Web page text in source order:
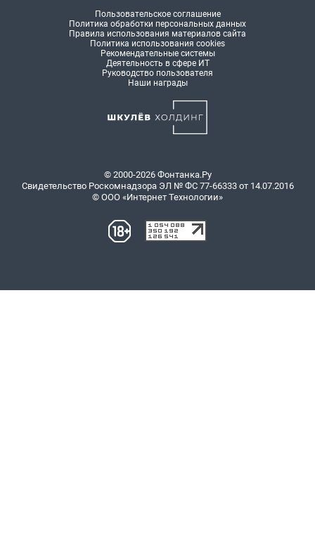
Пользовательское соглашение
Политика обработки персональных данных
Правила использования материалов сайта
Политика использования cookies
Рекомендательные системы
Деятельность в сфере ИТ
Руководство пользователя
Наши награды
© 2000-2026 Фонтанка.Ру
Свидетельство Роскомнадзора ЭЛ № ФС 77-66333 от 14.07.2016
© ООО «Интернет Технологии»